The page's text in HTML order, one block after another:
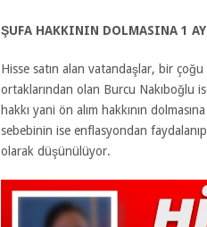
ŞUFA HAKKININ DOLMASINA 1
Hisse satın alan vatandaşlar, bir
ortaklarından olan Burcu Nakıboğlu
hakkı yani ön alım hakkının
sebebinin ise enflasyondan
olarak düşünülüyor.